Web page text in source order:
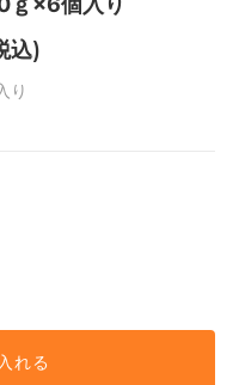
込)
り
れる